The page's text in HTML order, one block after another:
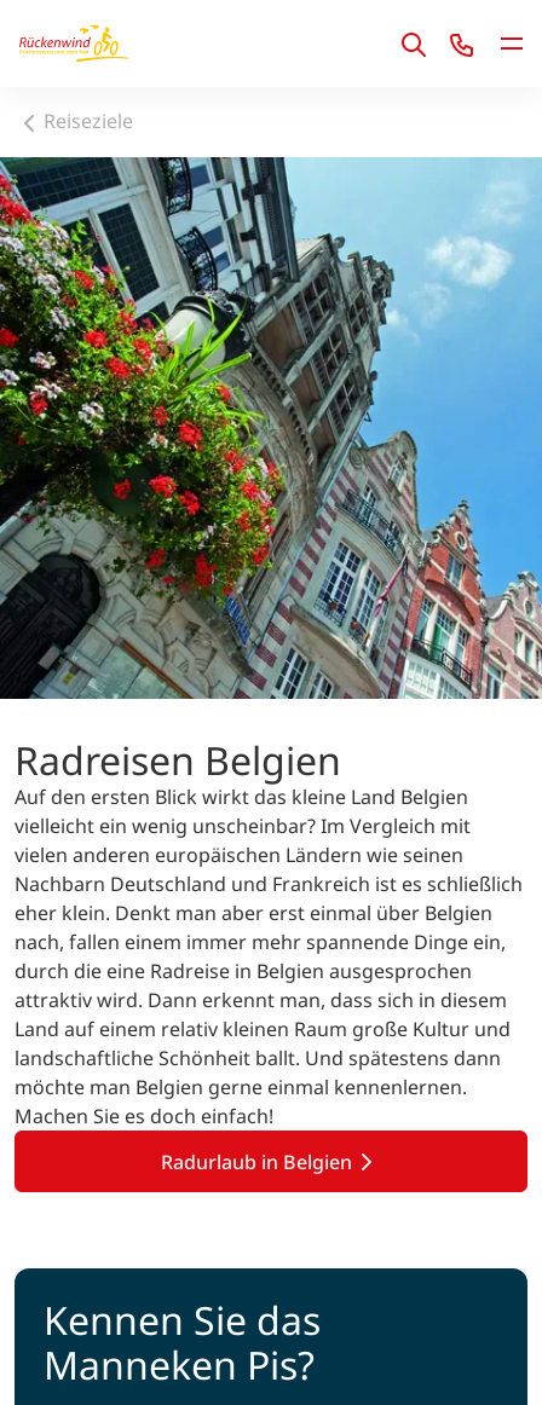
1
Reiseziele
Radreisen Belgien
Auf den ersten Blick wirkt das kleine Land Belgien
vielleicht ein wenig unscheinbar? Im Vergleich mit
vielen anderen europäischen Ländern wie seinen
Nachbarn Deutschland und Frankreich ist es schließlich
eher klein. Denkt man aber erst einmal über Belgien
nach, fallen einem immer mehr spannende Dinge ein,
durch die eine Radreise in Belgien ausgesprochen
attraktiv wird. Dann erkennt man, dass sich in diesem
Land auf einem relativ kleinen Raum große Kultur und
landschaftliche Schönheit ballt. Und spätestens dann
möchte man Belgien gerne einmal kennenlernen.
Machen Sie es doch einfach!
Radurlaub in Belgien
Kennen Sie das
Manneken Pis?